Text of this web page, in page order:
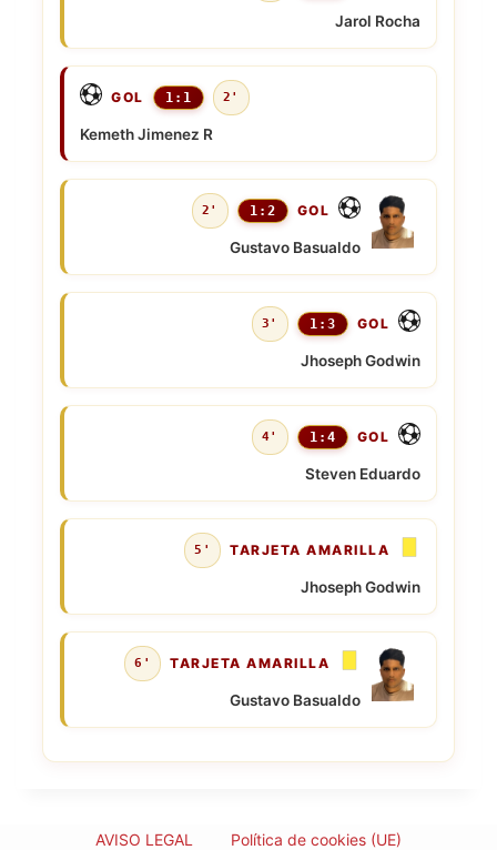
Jarol Rocha
GOL 1:1 2'
Kemeth Jimenez R
2' 1:2 GOL
Gustavo Basualdo
3' 1:3 GOL
Jhoseph Godwin
4' 1:4 GOL
Steven Eduardo
5' TARJETA AMARILLA
Jhoseph Godwin
6' TARJETA AMARILLA
Gustavo Basualdo
AVISO LEGAL Política de cookies (UE)